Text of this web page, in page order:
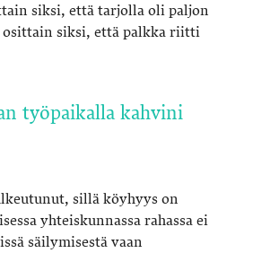
siksi, että tarjolla oli paljon
osittain siksi, että palkka riitti
työpaikalla kahvini
sillä köyhyys on
yhteiskunnassa rahassa ei
säilymisestä vaan